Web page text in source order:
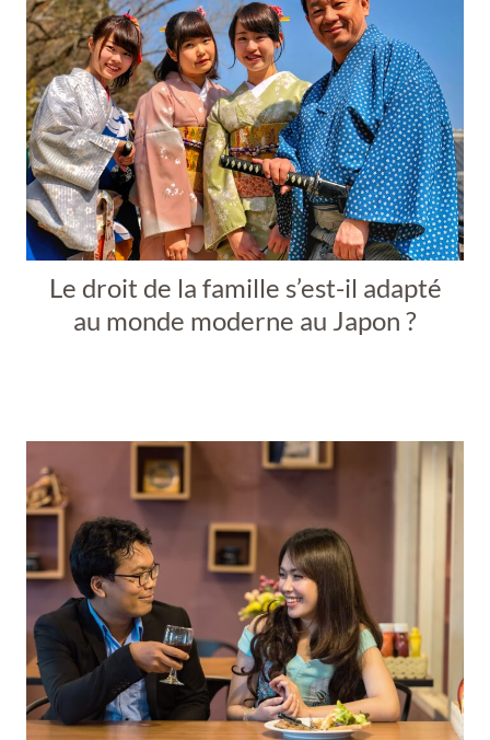
Le droit de la famille s’est-il adapté
au monde moderne au Japon ?